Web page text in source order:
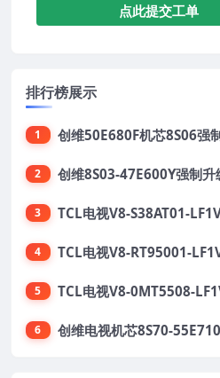
点此提交工单
排行榜展示
1 创维50E680F机芯8S06强
2 创维8S03-47E600Y强制
3
4
5
6 创维电视机芯8S70-